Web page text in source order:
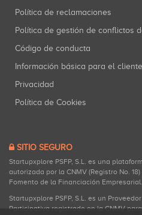
Política de reclamaciones
Política de gestión de conflictos
Código de conducta
Información básica para el cliente
Privacidad
Política de Cookies
SITIO SEGURO
Startupxplore PSFP, S.L. es una
autorizada por la CNMV (Registro No.
Fomento de la Financiación Empresarial.
Startupxplore PSFP, S.L. es un
Participativa registrado en la CNMV